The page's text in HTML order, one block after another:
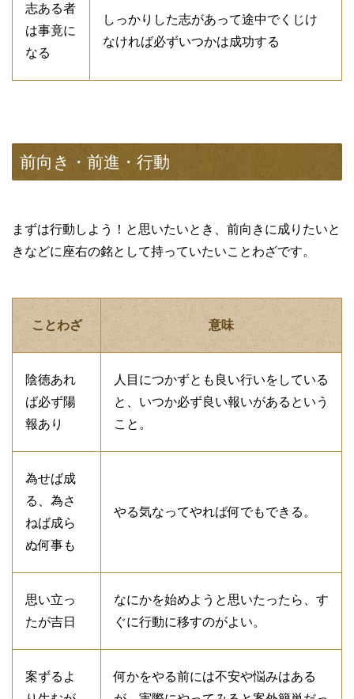
志ある者
は事竟に
なる
しっかりした志があって途中でくじけ
なければ必ずいつかは成功する
前向き・前進・行動
まずは行動しよう！と思いたいとき、前向きに成りたいと
きなどに座右の銘として持っていたいことわざです。
ことわざ 意味
陰徳あれ
ば必ず陽
報あり
人目につかずとも良い行いをしている
と、いつか必ず良い報いがあるという
こと。
為せば成
る、為さ
ねば成ら
ぬ何事も
やる気なってやれば何でもできる。
思い立っ
たが吉日
なにかを始めようと思いたったら、す
ぐに行動に移すのがよい。
案ずるよ
何かをやる前には不安や悩みはある